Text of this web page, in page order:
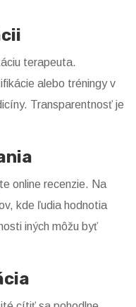
terapeuta.
alebo tréningy v
Transparentnosť je
online recenzie. Na
kde ľudia hodnotia
iných môžu byť